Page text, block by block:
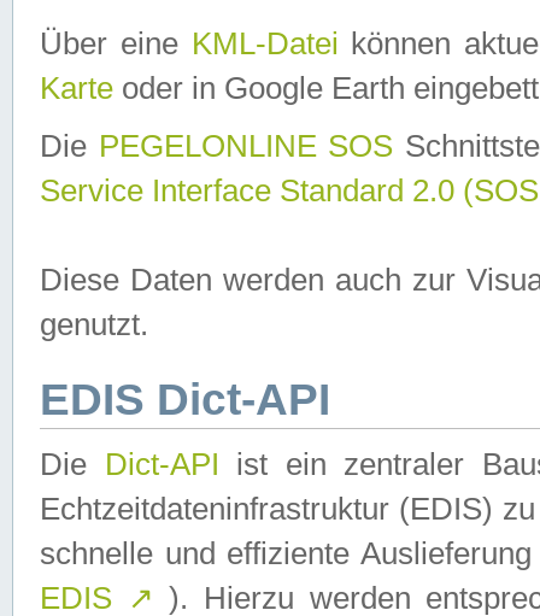
Über eine KML-Datei können
Karte oder in Google Earth
Die PEGELONLINE SOS
Service Interface Standard 2.0
Diese Daten werden auch zur
genutzt.
EDIS Dict-API
Die Dict-API ist ein zentraler
Echtzeitdateninfrastruktur (EDIS)
schnelle und effiziente
EDIS ↗ ). Hierzu werden